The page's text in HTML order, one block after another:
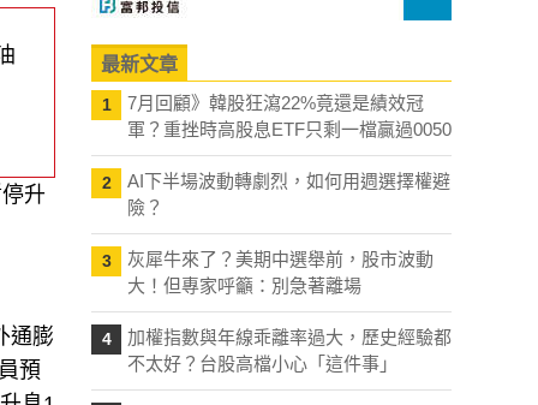
升
通膨
預
最新文章
1
7月回顧》韓股狂瀉22%竟還是績效冠
軍？重挫時高股息ETF只剩一檔贏過0050
2
AI下半場波動轉劇烈，如何用週選擇權避
險？
3
灰犀牛來了？美期中選舉前，股市波動
大！但專家呼籲：別急著離場
4
加權指數與年線乖離率過大，歷史經驗都
不太好？台股高檔小心「這件事」